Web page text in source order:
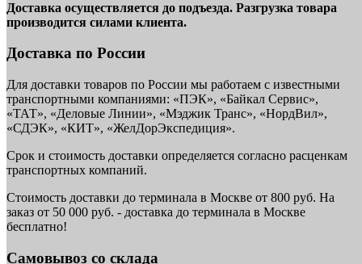
Доставка осуществляется до подъезда. Разгрузка товара
производится силами клиента.
Доставка по России
Для доставки товаров по России мы работаем с известными
транспортными компаниями: «ПЭК», «Байкал Сервис»,
«ТАТ», «Деловые Линии», «Мэджик Транс», «НордВил»,
«СДЭК», «КИТ», «ЖелДорЭкспедиция».
Срок и стоимость доставки определяется согласно расценкам
транспортных компаний.
Стоимость доставки до терминала в Москве от 800 руб. На
заказ от 50 000 руб. - доставка до терминала в Москве
бесплатно!
Самовывоз со склада